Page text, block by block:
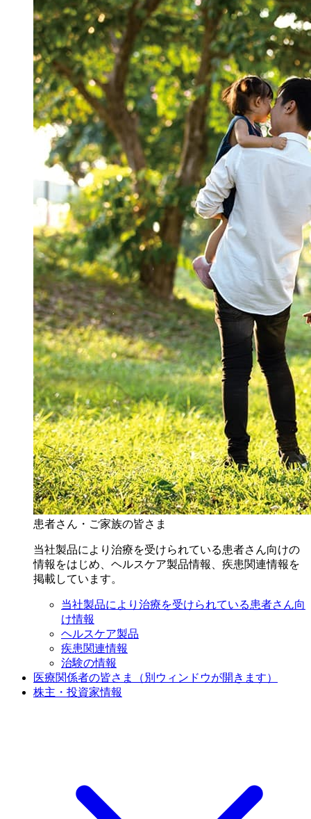
患者さん・ご家族の皆さま
当社製品により治療を受けられている患者さん向けの
情報をはじめ、ヘルスケア製品情報、疾患関連情報を
掲載しています。
当社製品により治療を受けられている患者さん向
け情報
ヘルスケア製品
疾患関連情報
治験の情報
医療関係者の皆さま
（別ウィンドウが開きます）
株主・投資家情報